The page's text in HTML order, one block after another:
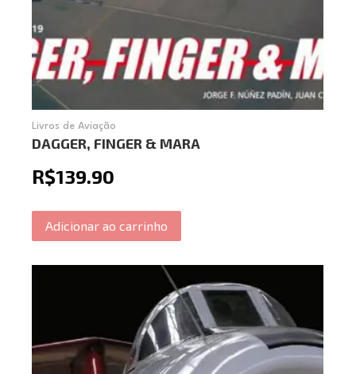
Livros de Aviação
DAGGER, FINGER & MARA
R$139.90
Adicionar ao carrinho